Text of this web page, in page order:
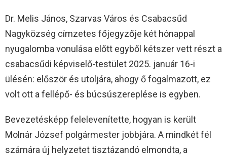
Dr. Melis János, Szarvas Város és Csabacsűd
Nagyközség címzetes főjegyzője két hónappal
nyugalomba vonulása előtt egyből kétszer vett részt a
csabacsűdi képviselő-testület 2025. január 16-i
ülésén: először és utoljára, ahogy ő fogalmazott, ez
volt ott a fellépő- és búcsúszereplése is egyben.
Bevezetésképp felelevenítette, hogyan is került
Molnár József polgármester jobbjára. A mindkét fél
számára új helyzetet tisztázandó elmondta, a